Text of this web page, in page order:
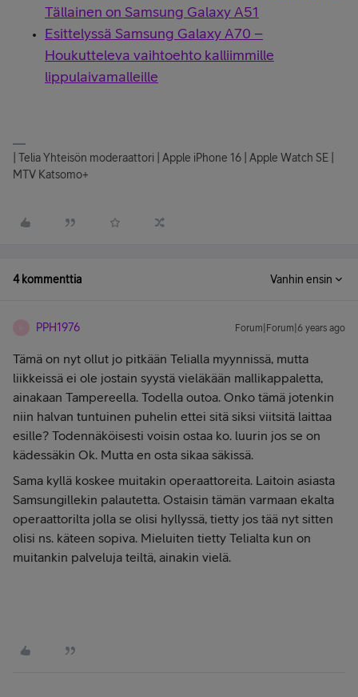
Tällainen on Samsung Galaxy A51
Esittelyssä Samsung Galaxy A70 –
Houkutteleva vaihtoehto kalliimmille
lippulaivamalleille
| Telia Yhteisön moderaattori | Apple iPhone 16 | Apple Watch SE |
MTV Katsomo+
4 kommenttia Vanhin ensin
PPH1976 Forum|Forum|6 years ago
Tämä on nyt ollut jo pitkään Telialla myynnissä, mutta
liikkeissä ei ole jostain syystä vieläkään mallikappaletta,
ainakaan Tampereella. Todella outoa. Onko tämä jotenkin
niin halvan tuntuinen puhelin ettei sitä siksi viitsitä laittaa
esille? Todennäköisesti voisin ostaa ko. luurin jos se on
kädessäkin Ok. Mutta en osta sikaa säkissä.
Sama kyllä koskee muitakin operaattoreita. Laitoin asiasta
Samsungillekin palautetta. Ostaisin tämän varmaan ekalta
operaattorilta jolla se olisi hyllyssä, tietty jos tää nyt sitten
olisi ns. käteen sopiva. Mieluiten tietty Telialta kun on
muitankin palveluja teiltä, ainakin vielä.